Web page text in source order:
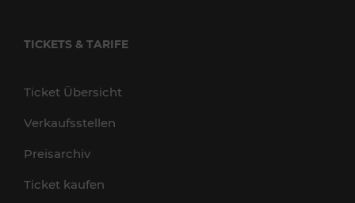
TICKETS & TARIFE
Ticket Übersicht
Verkaufsstellen
Preisarchiv
Ticket kaufen